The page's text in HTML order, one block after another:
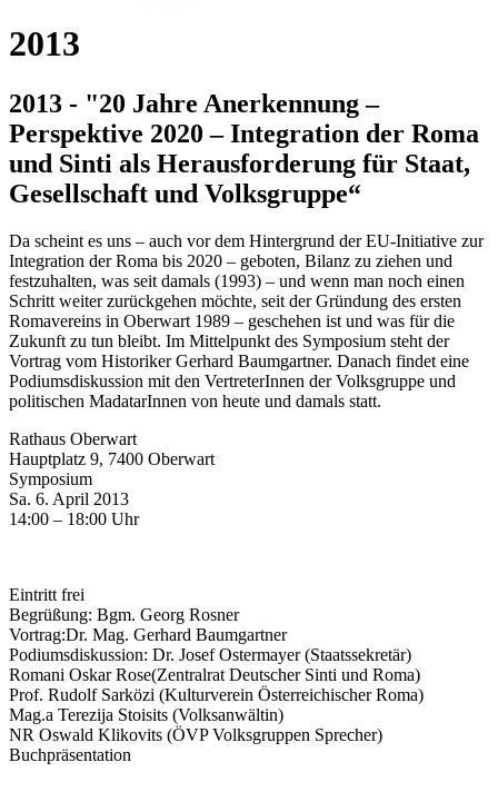
2013
2013 - "20 Jahre Anerkennung –
Perspektive 2020 – Integration der Roma
und Sinti als Herausforderung für Staat,
Gesellschaft und Volksgruppe“
Da scheint es uns – auch vor dem Hintergrund der EU-Initiative zur
Integration der Roma bis 2020 – geboten, Bilanz zu ziehen und
festzuhalten, was seit damals (1993) – und wenn man noch einen
Schritt weiter zurückgehen möchte, seit der Gründung des ersten
Romavereins in Oberwart 1989 – geschehen ist und was für die
Zukunft zu tun bleibt. Im Mittelpunkt des Symposium steht der
Vortrag vom Historiker Gerhard Baumgartner. Danach findet eine
Podiumsdiskussion mit den VertreterInnen der Volksgruppe und
politischen MadatarInnen von heute und damals statt.
Rathaus Oberwart
Hauptplatz 9, 7400 Oberwart
Symposium
Sa. 6. April 2013
14:00 – 18:00 Uhr
Eintritt frei
Begrüßung: Bgm. Georg Rosner
Vortrag:Dr. Mag. Gerhard Baumgartner
Podiumsdiskussion: Dr. Josef Ostermayer (Staatssekretär)
Romani Oskar Rose(Zentralrat Deutscher Sinti und Roma)
Prof. Rudolf Sarközi (Kulturverein Österreichischer Roma)
Mag.a Terezija Stoisits (Volksanwältin)
NR Oswald Klikovits (ÖVP Volksgruppen Sprecher)
Buchpräsentation